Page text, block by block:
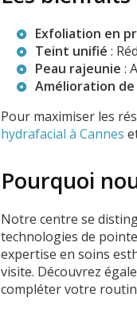
Exfoliation en
Teint unifié :
Peau rajeunie :
Amélioration
Pour maximiser les
hydrafacial à Cannes
Pourquoi
Notre centre se
technologies de
expertise en soins
visite. Découvrez
compléter votre